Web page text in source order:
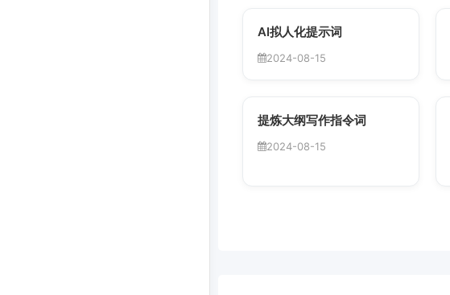
AI拟人化提示词
2024-08-15
提炼大纲写作指令词
2024-08-15